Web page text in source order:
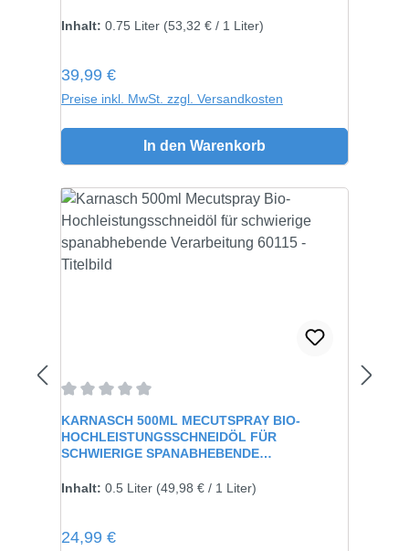
Inhalt: 0.75 Liter (53,32 € / 1 Liter)
Regulärer Preis:
39,99 €
Preise inkl. MwSt. zzgl. Versandkosten
In den Warenkorb
KARNASCH 500ML MECUTSPRAY BIO-
HOCHLEISTUNGSSCHNEIDÖL FÜR
SCHWIERIGE SPANABHEBENDE
Inhalt: 0.5 Liter (49,98 € / 1 Liter)
Regulärer Preis:
24,99 €